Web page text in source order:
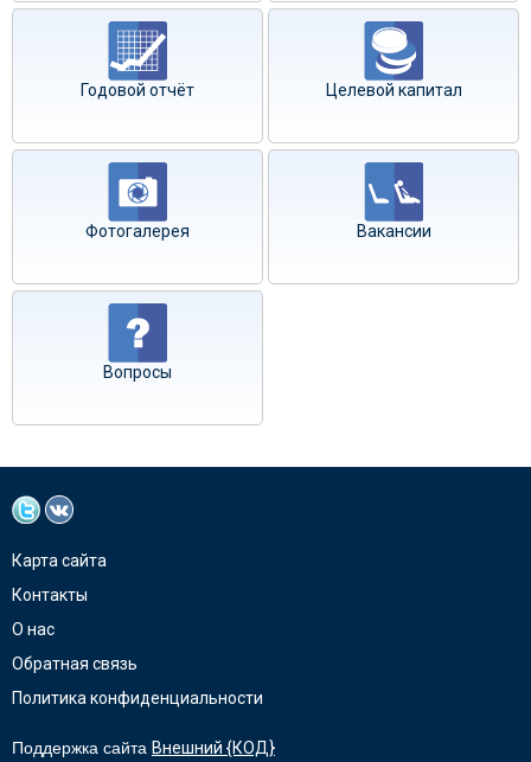
Годовой отчёт Целевой капитал
Фотогалерея Вакансии
Вопросы
Карта сайта
Контакты
О нас
Обратная связь
Политика конфиденциальности
Поддержка сайта Внешний {КОД}